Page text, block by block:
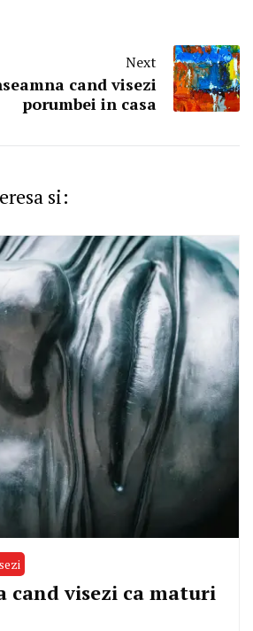
Next
cand visezi
porumbei in casa
si:
cand visezi ca maturi